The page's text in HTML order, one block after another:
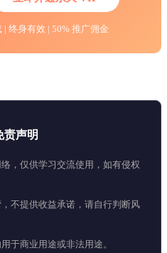
终身有效 | 50% 推广佣金
责声明
，仅供学习交流使用，如有侵权
不提供收益承诺，请自行判断风
于商业用途或非法用途。